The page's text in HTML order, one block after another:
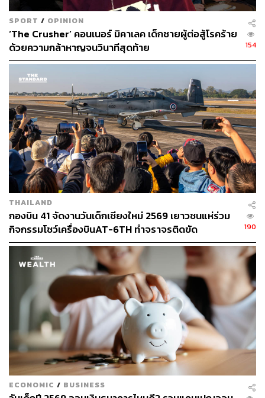
TAGS: อิมเมจ-สุธิตา ชนะชัยสุวรรณ Dept
Smallroom
คำขวัญวันเด็ก
วันเด็ก
Greasy Cafe
SPORT / OPINION
‘The Crusher’ คอนเนอร์ มิคาเลค เด็กชายผู้ต่อสู้โรคร้าย
ด้วยความกล้าหาญจนวินาทีสุดท้าย
154
THAILAND
กองบิน 41 จัดงานวันเด็กเชียงใหม่ 2569 เยาวชนแห่ร่วม
กิจกรรมโชว์เครื่องบินAT-6TH ทำจราจรติดขัด
190
ECONOMIC / BUSINESS